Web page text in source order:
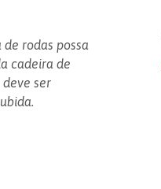
rodas possa
cadeira de
ser